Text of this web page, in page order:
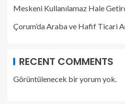
Meskeni Kullanılamaz Hale
Çorum’da Araba ve Hafif Ticari
RECENT COMMENTS
Görüntülenecek bir yorum yok.